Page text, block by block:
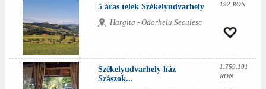
5 áras telek Székelyudvarhely
Hargita - Odorheiu Secuiesc
192 RON
Székelyudvarhely ház
Szászok...
1.759.101
RON